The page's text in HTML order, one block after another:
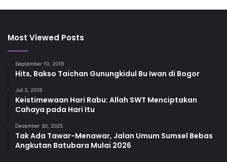
Most Viewed Posts
September 10, 2019
Hits, Bakso Taichan Gunungkidul Bu Iwan di Bogor
Juli 3, 2019
Keistimewaan Hari Rabu: Allah SWT Menciptakan
Cahaya pada Hari Itu
Desember 30, 2025
Tak Ada Tawar-Menawar, Jalan Umum Sumsel Bebas
Angkutan Batubara Mulai 2026